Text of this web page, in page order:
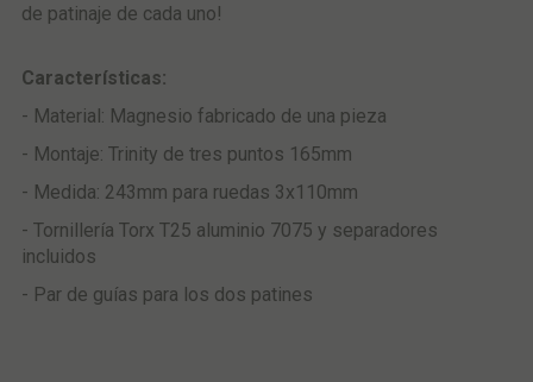
de patinaje de cada uno!
Características:
- Material: Magnesio fabricado de una pieza
- Montaje: Trinity de tres puntos 165mm
- Medida: 243mm para ruedas 3x110mm
- Tornillería Torx T25 aluminio 7075 y separadores
incluidos
- Par de guías para los dos patines